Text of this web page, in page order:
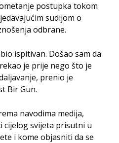
postupka tokom
sudijom o
odbrane.
ispitivan. Došao sam da
je prije nego što je
prenio je
Bir Gun.
navodima medija,
cijelog svijeta prisutni u
i kome objasniti da se